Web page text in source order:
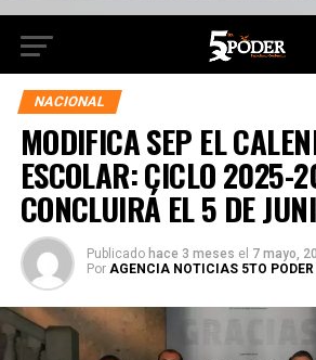
NACIONAL
MODIFICA SEP EL
ESCOLAR: CICLO 2025-
CONCLUIRÁ EL 5 DE
Publicado hace 3 meses el 7 mayo,
Por AGENCIA NOTICIAS 5TO PODER